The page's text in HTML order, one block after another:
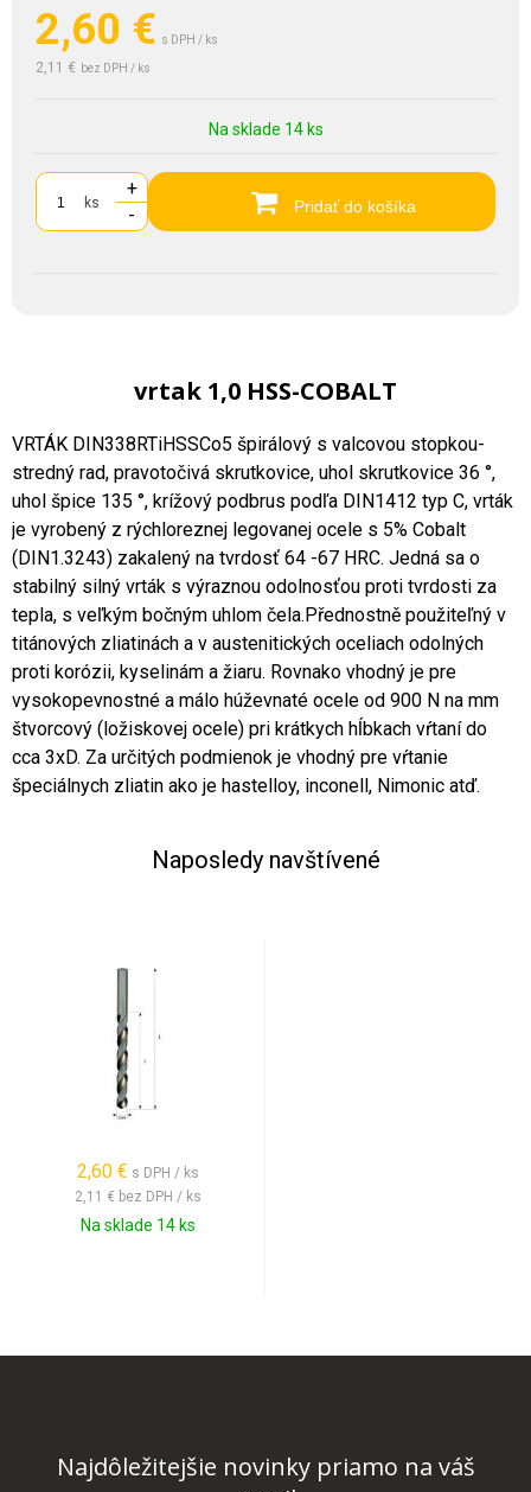
2,60 € s DPH / ks
2,11 € bez DPH / ks
Na sklade 14 ks
ks
+
-
Pridať do košíka
vrtak 1,0 HSS-COBALT
VRTÁK DIN338RTiHSSCo5 špirálový s valcovou stopkou-
stredný rad, pravotočivá skrutkovice, uhol skrutkovice 36 °,
uhol špice 135 °, krížový podbrus podľa DIN1412 typ C, vrták
je vyrobený z rýchloreznej legovanej ocele s 5% Cobalt
(DIN1.3243) zakalený na tvrdosť 64 -67 HRC. Jedná sa o
stabilný silný vrták s výraznou odolnosťou proti tvrdosti za
tepla, s veľkým bočným uhlom čela.Přednostně použiteľný v
titánových zliatinách a v austenitických oceliach odolných
proti korózii, kyselinám a žiaru. Rovnako vhodný je pre
vysokopevnostné a málo húževnaté ocele od 900 N na mm
štvorcový (ložiskovej ocele) pri krátkych hĺbkach vŕtaní do
cca 3xD. Za určitých podmienok je vhodný pre vŕtanie
špeciálnych zliatin ako je hastelloy, inconell, Nimonic atď.
Naposledy navštívené
2,60 € s DPH / ks
2,11 € bez DPH / ks
Na sklade 14 ks
Najdôležitejšie novinky priamo na váš